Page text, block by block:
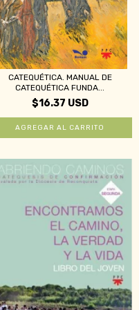
CATEQUÉTICA. MANUAL DE
CATEQUÉTICA FUNDA...
$16.37 USD